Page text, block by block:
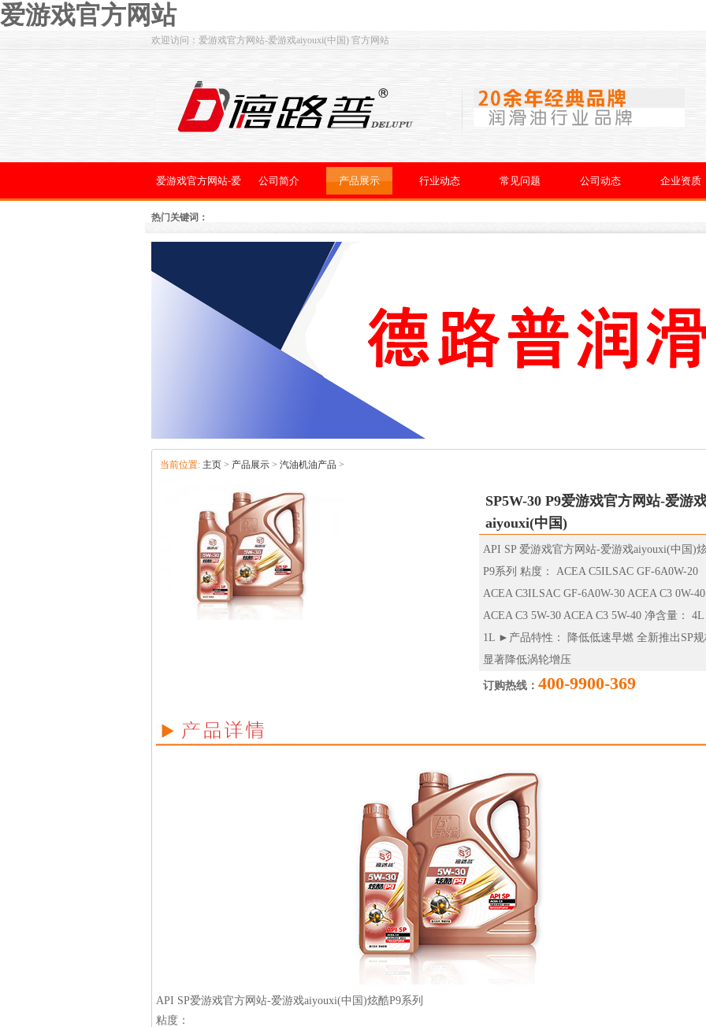
爱游戏官方网站
欢迎访问：爱游戏官方网站-爱游戏aiyouxi(中国) 官方网站
爱游戏官方网站-爱 公司简介 产品展示 行业动态 常见问题 公司动态 企业资质
热门关键词：
当前位置: 主页 > 产品展示 > 汽油机油产品 >
SP5W-30 P9爱游戏官方网站-爱游
aiyouxi(中国)
API SP 爱游戏官方网站-爱游戏aiyouxi(中国)
P9系列 粘度： ACEA C5ILSAC GF-6A0W-20
ACEA C3ILSAC GF-6A0W-30 ACEA C3 0W-40
ACEA C3 5W-30 ACEA C3 5W-40 净含量： 4L
1L ►产品特性： 降低低速早燃 全新推出SP规
显著降低涡轮增压
订购热线： 400-9900-369
API SP爱游戏官方网站-爱游戏aiyouxi(中国)炫酷P9系列
粘度：